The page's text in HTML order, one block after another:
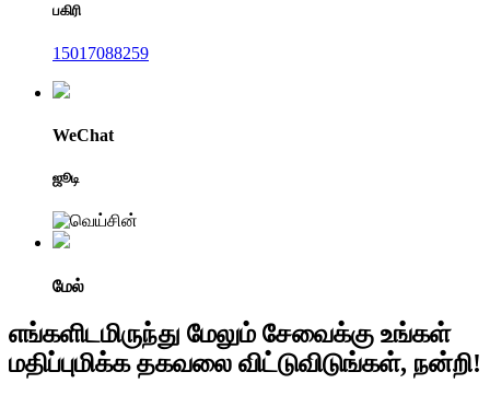
பகிரி
15017088259
WeChat
ஜூடி
மேல்
எங்களிடமிருந்து மேலும் சேவைக்கு உங்கள்
மதிப்புமிக்க தகவலை விட்டுவிடுங்கள், நன்றி!